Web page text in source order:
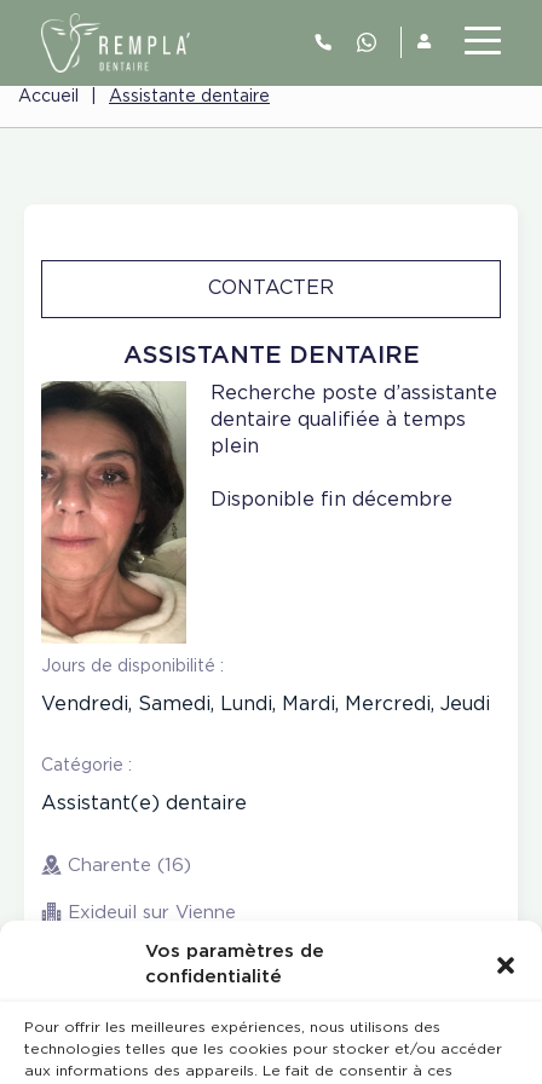
Vos paramètres de
confidentialité
Pour offrir les meilleures expériences, nous utilisons des
technologies telles que les cookies pour stocker et/ou accéder
aux informations des appareils. Le fait de consentir à ces
Accueil Assistante dentaire
ASSISTANTE DENTAIRE
CONTACTER
Recherche poste d’assistante
dentaire qualifiée à temps
plein
Disponible fin décembre
Jours de disponibilité :
Vendredi, Samedi, Lundi, Mardi, Mercredi, Jeudi
Catégorie :
Assistant(e) dentaire
Charente (16)
Exideuil sur Vienne